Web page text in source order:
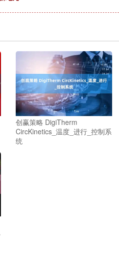
创赢策略 DigiTherm
CircKinetics_温度_进行_控制系
统